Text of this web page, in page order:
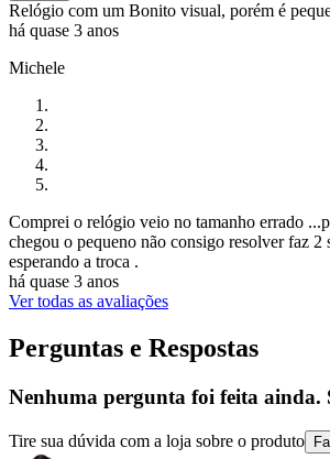
Relógio com um Bonito visual, porém é
há quase 3 anos
Michele
Comprei o relógio veio no tamanho errado
chegou o pequeno não consigo resolver faz 2
esperando a troca .
há quase 3 anos
Ver todas as avaliações
Perguntas e Respostas
Nenhuma pergunta foi feita ainda.
Tire sua dúvida com a loja sobre o produto